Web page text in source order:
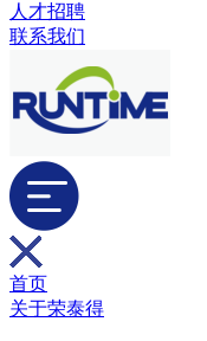
人才招聘
联系我们
首页
关于荣泰得